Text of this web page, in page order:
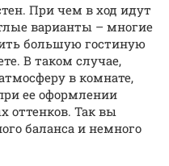
При чем в ход идут
варианты – многие
большую гостиную
В таком случае,
в комнате,
ее оформлении
оттенков. Так вы
баланса и немного